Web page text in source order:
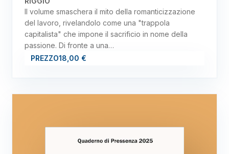
Il volume smaschera il mito della romanticizzazione
del lavoro, rivelandolo come una "trappola
capitalista" che impone il sacrificio in nome della
passione. Di fronte a una…
PREZZO18,00 €